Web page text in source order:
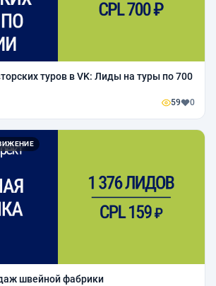
туров в VK: Лиды на туры по 700
59 0
швейной фабрики